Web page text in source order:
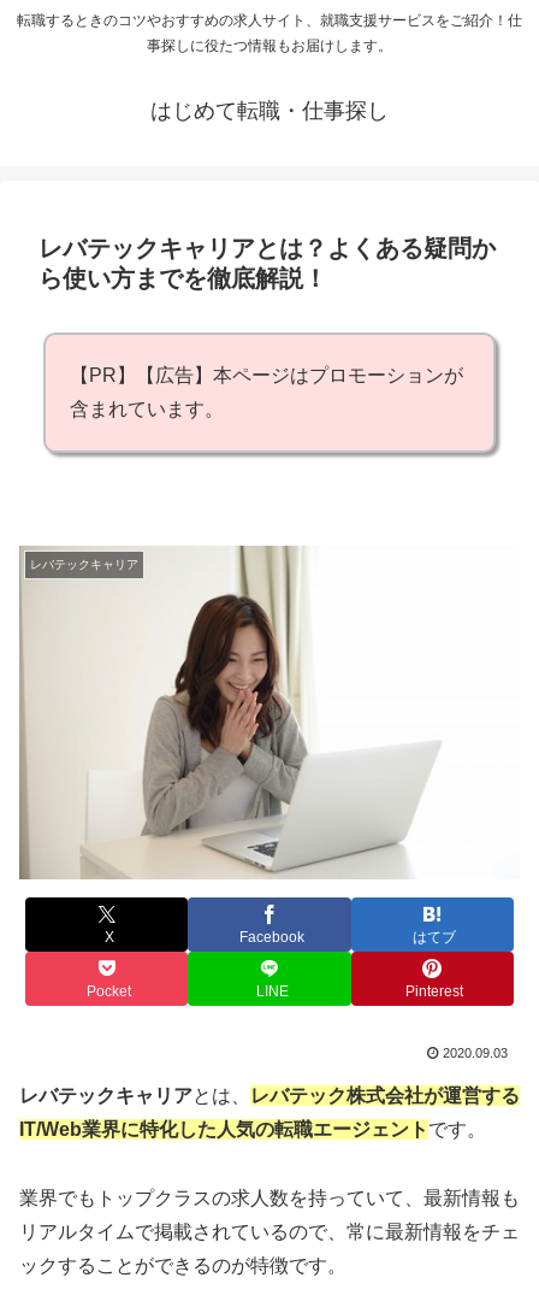
転職するときのコツやおすすめの求人サイト、就職支援サービスをご紹介！仕
事探しに役たつ情報もお届けします。
はじめて転職・仕事探し
レバテックキャリアとは？よくある疑問か
ら使い方までを徹底解説！
【PR】【広告】本ページはプロモーションが
含まれています。
レバテックキャリア
X Facebook はてブ
Pocket LINE Pinterest
2020.09.03
レバテックキャリアとは、
レバテック株式会社が運営する
IT/Web業界に特化した人気の転職エージェント です。
業界でもトップクラスの求人数を持っていて、最新情報も
リアルタイムで掲載されているので、常に最新情報をチェ
ックすることができるのが特徴です。